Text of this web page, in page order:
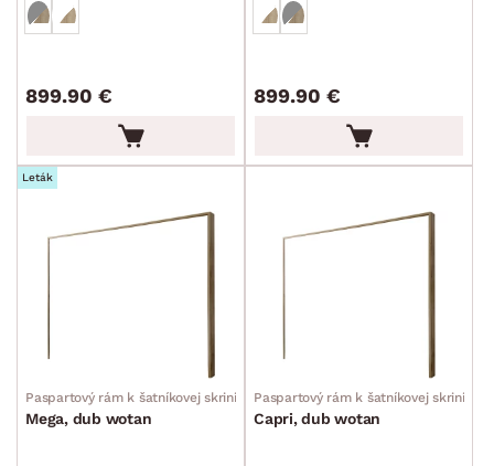
899.90 € 899.90 €
Leták
Paspartový rám k šatníkovej skrini
Mega, dub wotan
Paspartový rám k šatníkovej skrini
Capri, dub wotan